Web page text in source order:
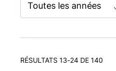
Toutes les années
RÉSULTATS 13-24 DE 140